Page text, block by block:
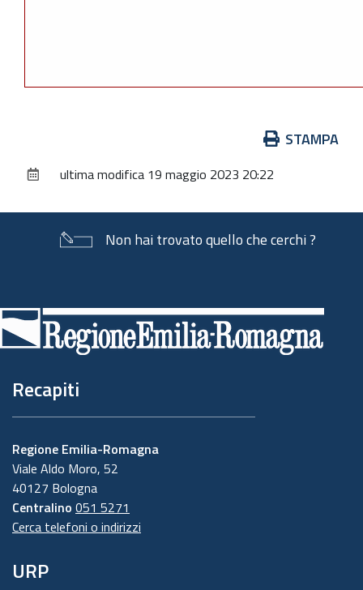
documento
STAMPA
ultima modifica 19 maggio 2023 20:22
Non hai trovato quello che cerchi ?
di
pagina
Recapiti
Regione Emilia-Romagna
Viale Aldo Moro, 52
40127 Bologna
Centralino 051 5271
Cerca telefoni o indirizzi
URP